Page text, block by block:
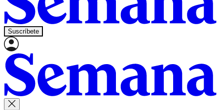
Suscríbete